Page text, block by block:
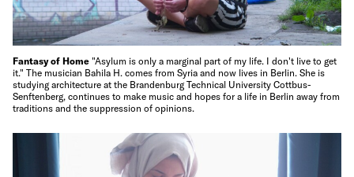
Fantasy of Home "Asylum is only a marginal part of my life. I don't live to get
it." The musician Bahila H. comes from Syria and now lives in Berlin. She is
studying architecture at the Brandenburg Technical University Cottbus-
Senftenberg, continues to make music and hopes for a life in Berlin away from
traditions and the suppression of opinions.